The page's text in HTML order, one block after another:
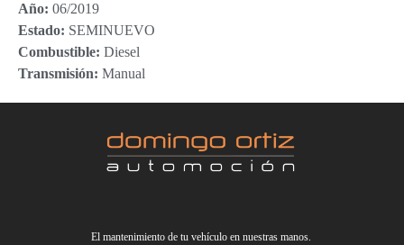
Año: 06/2019
Estado: SEMINUEVO
Combustible: Diesel
Transmisión: Manual
El mantenimiento de tu vehículo en nuestras manos.